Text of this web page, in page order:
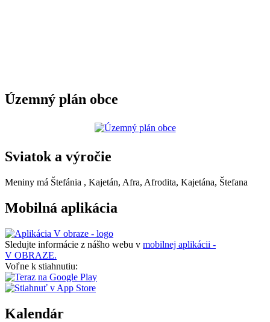
Územný plán obce
Sviatok a výročie
Meniny má Štefánia , Kajetán, Afra, Afrodita, Kajetána, Štefana
Mobilná aplikácia
Sledujte informácie z nášho webu v mobilnej aplikácii -
V OBRAZE.
Voľne k stiahnutiu:
Kalendár